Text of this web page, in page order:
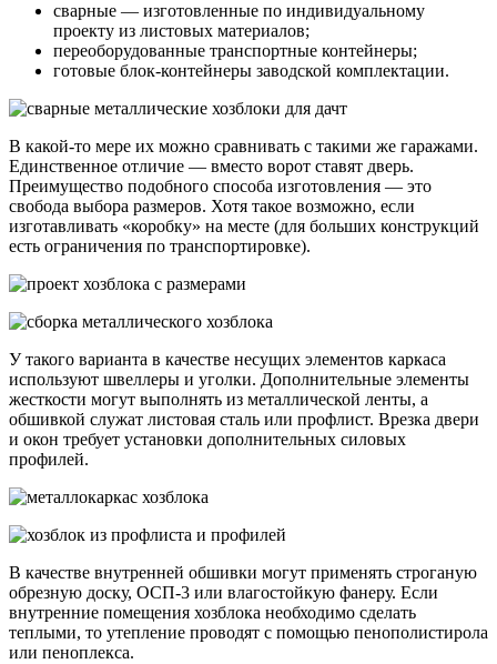
сварные — изготовленные по индивидуальному
проекту из листовых материалов;
переоборудованные транспортные контейнеры;
готовые блок-контейнеры заводской комплектации.
В какой-то мере их можно сравнивать с такими же гаражами.
Единственное отличие — вместо ворот ставят дверь.
Преимущество подобного способа изготовления — это
свобода выбора размеров. Хотя такое возможно, если
изготавливать «коробку» на месте (для больших конструкций
есть ограничения по транспортировке).
У такого варианта в качестве несущих элементов каркаса
используют швеллеры и уголки. Дополнительные элементы
жесткости могут выполнять из металлической ленты, а
обшивкой служат листовая сталь или профлист. Врезка двери
и окон требует установки дополнительных силовых
профилей.
В качестве внутренней обшивки могут применять строганую
обрезную доску, ОСП-3 или влагостойкую фанеру. Если
внутренние помещения хозблока необходимо сделать
теплыми, то утепление проводят с помощью пенополистирола
или пеноплекса.